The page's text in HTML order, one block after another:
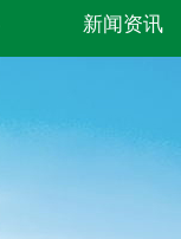
新闻资讯